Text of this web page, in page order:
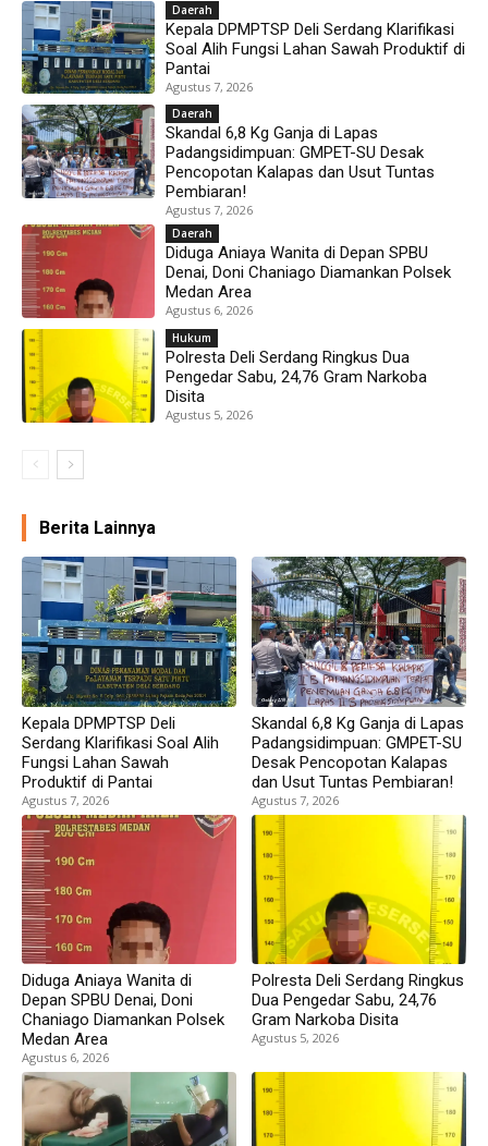
Daerah
Kepala DPMPTSP Deli Serdang Klarifikasi
Soal Alih Fungsi Lahan Sawah Produktif di
Pantai
Agustus 7, 2026
Daerah
Skandal 6,8 Kg Ganja di Lapas
Padangsidimpuan: GMPET-SU Desak
Pencopotan Kalapas dan Usut Tuntas
Pembiaran!
Agustus 7, 2026
Daerah
Diduga Aniaya Wanita di Depan SPBU
Denai, Doni Chaniago Diamankan Polsek
Medan Area
Agustus 6, 2026
Hukum
Polresta Deli Serdang Ringkus Dua
Pengedar Sabu, 24,76 Gram Narkoba
Disita
Agustus 5, 2026
Berita Lainnya
Kepala DPMPTSP Deli
Serdang Klarifikasi Soal Alih
Fungsi Lahan Sawah
Produktif di Pantai
Agustus 7, 2026
Skandal 6,8 Kg Ganja di Lapas
Padangsidimpuan: GMPET-SU
Desak Pencopotan Kalapas
dan Usut Tuntas Pembiaran!
Agustus 7, 2026
Diduga Aniaya Wanita di
Depan SPBU Denai, Doni
Chaniago Diamankan Polsek
Medan Area
Agustus 6, 2026
Polresta Deli Serdang Ringkus
Dua Pengedar Sabu, 24,76
Gram Narkoba Disita
Agustus 5, 2026